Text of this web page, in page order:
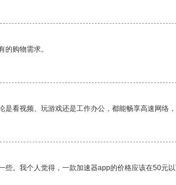
购物需求。
看视频、玩游戏还是工作办公，都能畅享高速网络，
。我个人觉得，一款加速器app的价格应该在50元以